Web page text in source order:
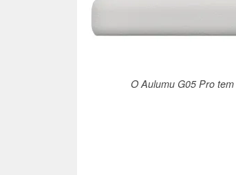
O Aulumu G05 Pro